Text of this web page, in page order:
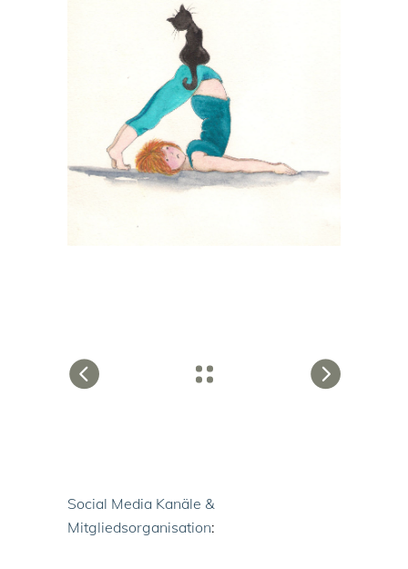
Social Media Kanäle &
Mitgliedsorganisation: